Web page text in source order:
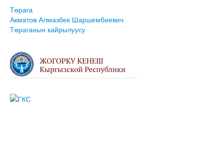
Төрага
Акматов Алмазбек Шаршембиевич
Төраганын кайрылуусу